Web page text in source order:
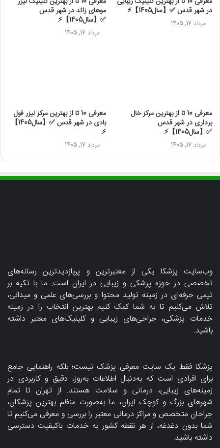
در شهر قدس ✅【سال1405】⚡️
مرداد 17, 1405
موهای زائد در شهر قدس
✅【سال1405】⚡️
مرداد 17, 1405
معرفی 10 تا از بهترین مرکز خال
برداری در شهر قدس
✅【سال1405】⚡️
مرداد 17, 1405
معرفی 10 تا از بهترین مرکز لیزر فول
بادی در شهر قدس ✅【سال1405】
⚡️
مرداد 17, 1405
وب‌سایت پزشکا یکی از معتبرترین و پربازدیدترین رسانه‌های
تخصصی در حوزه پزشکی و زیبایی در ایران است. ما با تکیه بر
تیمی حرفه‌ای در زمینه تولید محتوا و بررسی‌های علمی و میدانی،
تلاش می‌کنیم تا به شما کمک کنیم بهترین انتخاب را در زمینه
خدمات پزشکی، جراحی‌های زیبایی و کلینیک‌های معتبر داشته
باشید.
پزشکا فقط یک سایت معرفی پزشک نیست؛ بلکه راهنمایی جامع
برای افرادی است که به‌دنبال اطلاعات به‌روز، دقیق و کاربردی در
زمینه‌های زیبایی، درمانی و سلامت هستند. از تهران تا تمام
شهرهای بزرگ و کوچک ایران، ما به‌صورت منظم بهترین پزشکان،
جراحان متخصص و مراکز درمانی معتبر را بررسی و معرفی می‌کنیم تا
شما بدون دغدغه، از هر نقطه کشور به خدمات باکیفیت دسترسی
داشته باشید.